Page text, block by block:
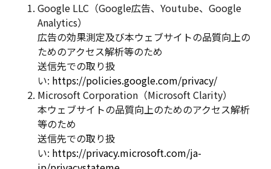
Google LLC（Google広告、Youtube、Google
Analytics）
広告の効果測定及び本ウェブサイトの品質向上の
ためのアクセス解析等のため
送信先での取り扱
い: https://policies.google.com/privacy/
Microsoft Corporation（Microsoft Clarity）
本ウェブサイトの品質向上のためのアクセス解析
等のため
送信先での取り扱
い: https://privacy.microsoft.com/ja-